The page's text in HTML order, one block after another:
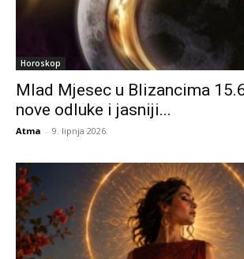
Horoskop
Mlad Mjesec u Blizancima
nove odluke i jasniji...
Atma - 9. lipnja 2026.